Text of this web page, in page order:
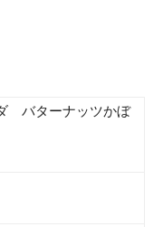
バターナッツかぼ